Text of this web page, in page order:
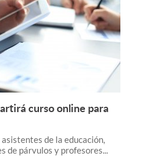
Leer más +
curso online para
de la educación,
de párvulos y profesores...